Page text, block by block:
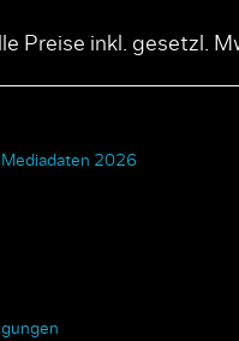
Preise inkl. gesetzl.
2026